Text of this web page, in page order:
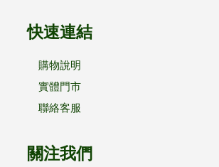
快速連結
購物說明
實體門市
聯絡客服
關注我們